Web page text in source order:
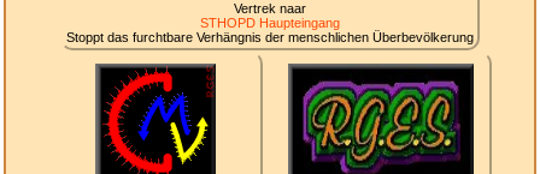
Vertrek naar
STHOPD Haupteingang
Stoppt das furchtbare Verhängnis der menschlichen Überbevölkerung